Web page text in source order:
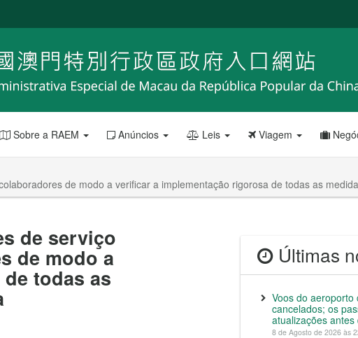
Sobre a RAEM Anúncios Leis Viagem
de modo a verificar a implementação rigorosa de todas as
de serviço
de modo a
todas as
Últimas
Voos do
cancelados; os
atualizações
8 de Agosto de 2026 às